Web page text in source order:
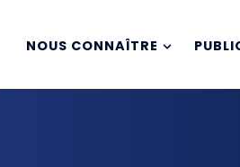
NOUS CONNAÎTRE